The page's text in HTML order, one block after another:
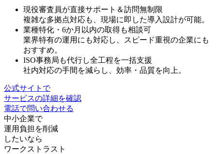
現役審査員が直接サポート＆訪問無制限
複雑な多拠点対応も、現場に即した導入設計が可能。
業種特化・6か月以内の取得も相談可
業界特有の運用にも対応し、スピード重視の企業にも
おすすめ。
ISO事務局も代行し全工程を一括支援
社内対応の手間を減らし、効率・品質を向上。
公式サイトで
サービスの詳細を確認
電話で問い合わせる
中小企業で
運用負担を削減
したいなら
ワークストラスト